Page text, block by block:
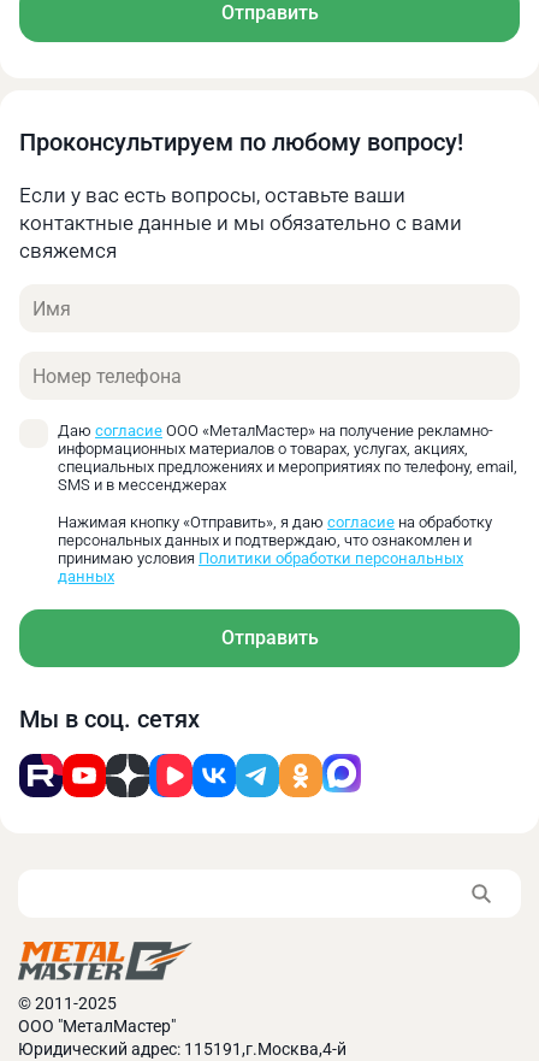
Отправить
Проконсультируем по любому вопросу!
Если у вас есть вопросы, оставьте ваши
контактные данные и мы обязательно с вами
свяжемся
Имя
Телефон
Даю согласие ООО «МеталМастер» на получение рекламно-
информационных материалов о товарах, услугах, акциях,
специальных предложениях и мероприятиях по телефону, email,
SMS и в мессенджерах
Нажимая кнопку «Отправить», я даю согласие на обработку
персональных данных и подтверждаю, что ознакомлен и
принимаю условия Политики обработки персональных
данных
Отправить
Мы в соц. сетях
© 2011-2025
ООО "МеталМастер"
Юридический адрес: 115191,г.Москва,4-й